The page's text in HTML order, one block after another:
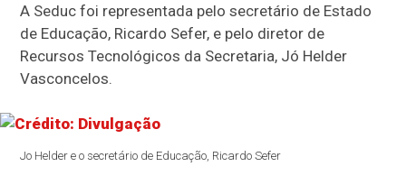
A Seduc foi representada pelo secretário de Estado
de Educação, Ricardo Sefer, e pelo diretor de
Recursos Tecnológicos da Secretaria, Jó Helder
Vasconcelos.
Jo Helder e o secretário de Educação, Ricardo Sefer